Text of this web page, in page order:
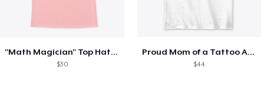
"Math Magician" Top Hat Numbers T-Shirt
$30
Proud Mom of a Tattoo Artist
$44